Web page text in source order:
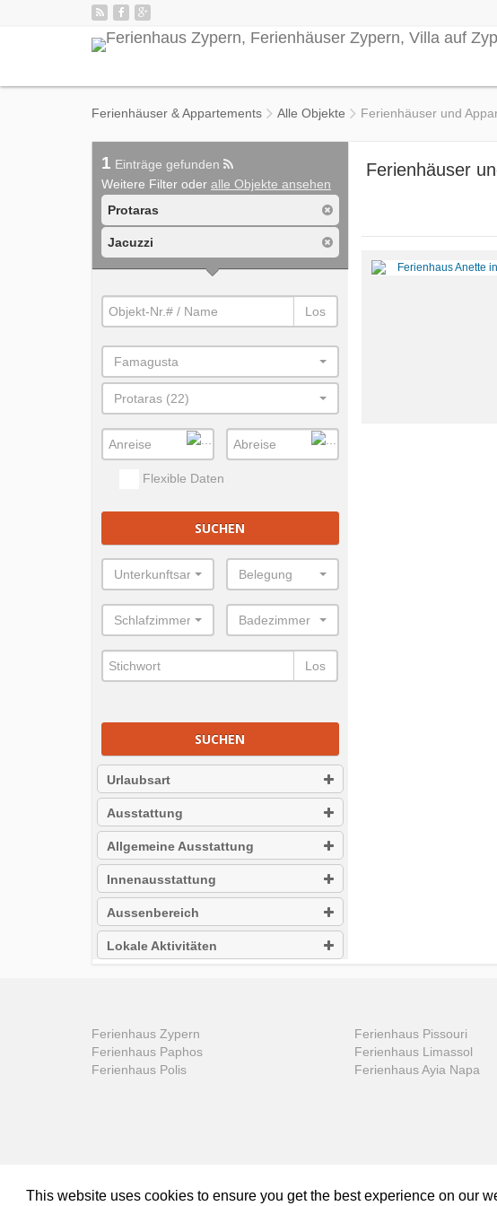
This website uses cookies to ensure you get the best experience on our
Ferienhäuser & Appartements Alle Objekte Ferienhäuser und
Ferienhäuser
1 Einträge gefunden
Weitere Filter oder alle Objekte ansehen
Protaras
Jacuzzi
Los
Famagusta
Protaras (22)
Flexible Daten
SUCHEN
Unterkunftsart Belegung
Schlafzimmer Badezimmer
Los
SUCHEN
Urlaubsart
Ausstattung
Allgemeine Ausstattung
Innenausstattung
Aussenbereich
Lokale Aktivitäten
Ferienhaus Zypern
Ferienhaus Paphos
Ferienhaus Polis
Ferienhaus Pissouri
Ferienhaus Limassol
Ferienhaus Ayia Napa